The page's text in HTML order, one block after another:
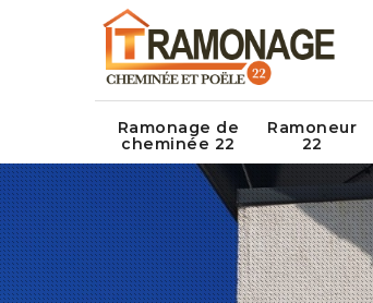
Ramonage de
cheminée 22
Ramoneur
22